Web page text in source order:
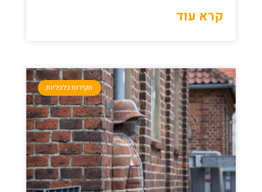
קרא עוד
חקירות כלכליות